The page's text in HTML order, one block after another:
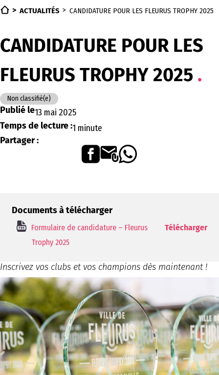
ACTUALITÉS CANDIDATURE POUR LES FLEURUS TROPHY 2025
CANDIDATURE POUR LES
FLEURUS TROPHY 2025
Non classifié(e)
Publié le13 mai 2025
Temps de lecture :1 minute
Partager :
Inscrivez vos clubs et vos champions dès maintenant !
Documents à télécharger
Formulaire de candidature – Fleurus
Trophy 2025
Télécharger